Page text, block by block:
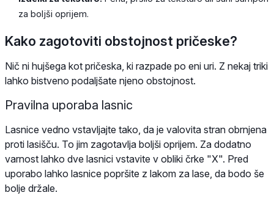
za boljši oprijem.
Kako zagotoviti obstojnost pričeske?
Nič ni hujšega kot pričeska, ki razpade po eni uri. Z nekaj triki
lahko bistveno podaljšate njeno obstojnost.
Pravilna uporaba lasnic
Lasnice vedno vstavljajte tako, da je valovita stran obrnjena
proti lasišču. To jim zagotavlja boljši oprijem. Za dodatno
varnost lahko dve lasnici vstavite v obliki črke "X". Pred
uporabo lahko lasnice popršite z lakom za lase, da bodo še
bolje držale.